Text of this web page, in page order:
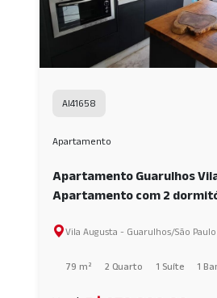
AI41658
Apartamento
Apartamento Guarulhos
Apartamento com 2
Vila Augusta - Guarulhos/São Paulo
79 m² 2 Quarto 1 Suíte 1